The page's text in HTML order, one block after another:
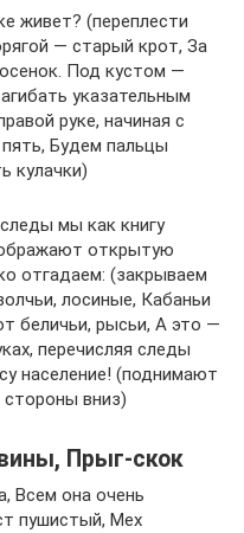
живет? (переплести
— старый крот, За
Под кустом —
указательным
руке, начиная с
Будем пальцы
кулачки)
мы как книгу
открытую
отгадаем: (закрываем
лосиные, Кабаньи
беличьи, рысьи, А это —
перечисляя следы
население! (поднимают
стороны вниз)
Прыг-скок
Всем она очень
пушистый, Мех